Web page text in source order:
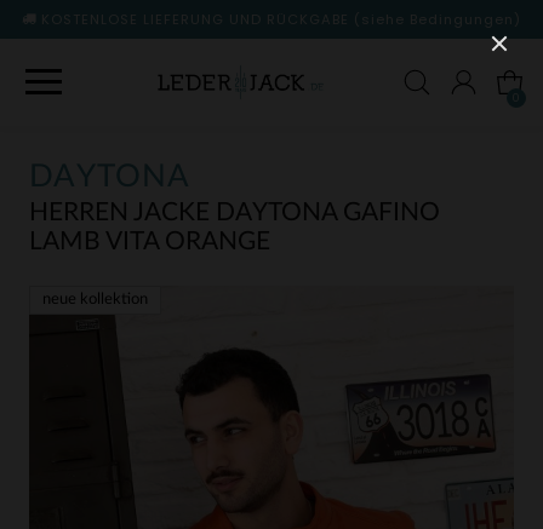
KOSTENLOSE LIEFERUNG UND RÜCKGABE (siehe Bedingungen)
DAYTONA
HERREN JACKE DAYTONA GAFINO
LAMB VITA ORANGE
neue kollektion